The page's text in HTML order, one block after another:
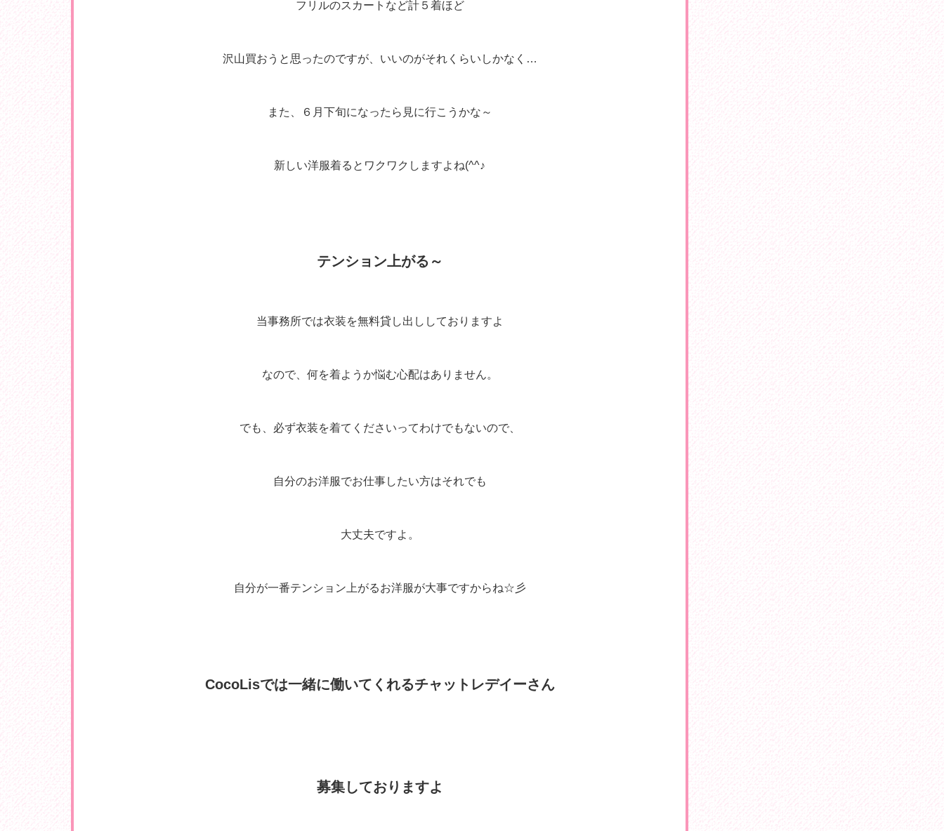
フリルのスカートなど計５着ほど
沢山買おうと思ったのですが、いいのがそれくらいしかなく…
また、６月下旬になったら見に行こうかな～
新しい洋服着るとワクワクしますよね(^^♪
テンション上がる～
当事務所では衣装を無料貸し出ししておりますよ
なので、何を着ようか悩む心配はありません。
でも、必ず衣装を着てくださいってわけでもないので、
自分のお洋服でお仕事したい方はそれでも
大丈夫ですよ。
自分が一番テンション上がるお洋服が大事ですからね☆彡
CocoLisでは一緒に働いてくれるチャットレデイーさん
募集しておりますよ